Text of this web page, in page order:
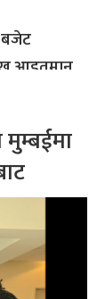
आइतमान